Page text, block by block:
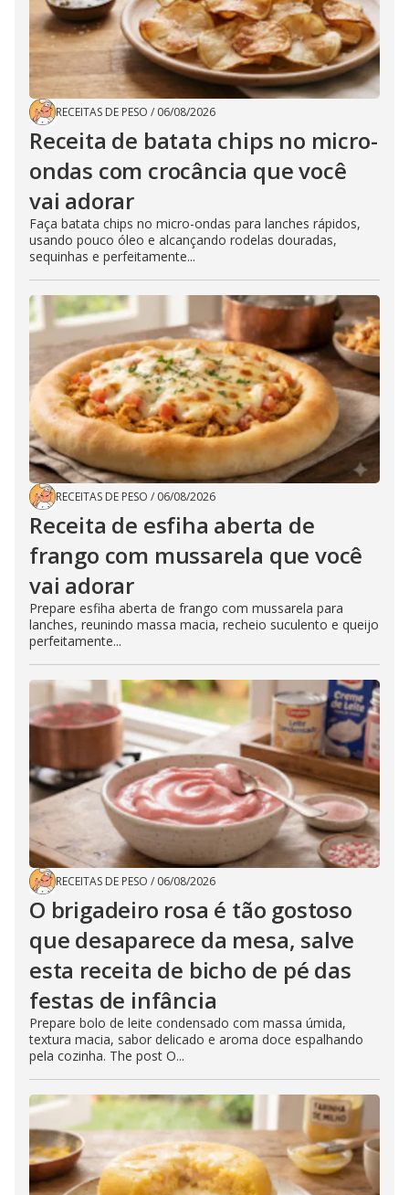
RECEITAS DE PESO / 06/08/2026
Receita de batata chips no micro-
ondas com crocância que você
vai adorar
Faça batata chips no micro-ondas para lanches rápidos,
usando pouco óleo e alcançando rodelas douradas,
sequinhas e perfeitamente...
RECEITAS DE PESO / 06/08/2026
Receita de esfiha aberta de
frango com mussarela que você
vai adorar
Prepare esfiha aberta de frango com mussarela para
lanches, reunindo massa macia, recheio suculento e queijo
perfeitamente...
RECEITAS DE PESO / 06/08/2026
O brigadeiro rosa é tão gostoso
que desaparece da mesa, salve
esta receita de bicho de pé das
festas de infância
Prepare bolo de leite condensado com massa úmida,
textura macia, sabor delicado e aroma doce espalhando
pela cozinha. The post O...